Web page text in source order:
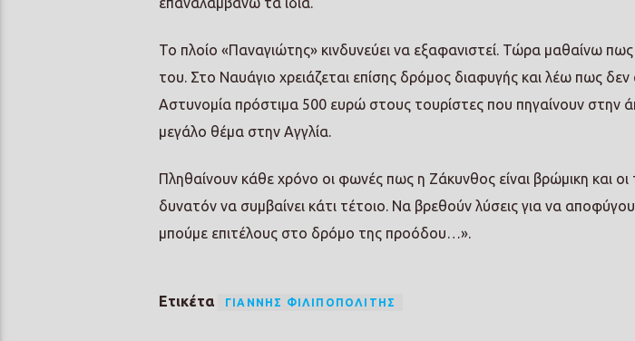
Το πλοίο «Παναγιώτης» κινδυνεύει να εξαφανιστεί. Τώρα μαθαίνω πως
του. Στο Ναυάγιο χρειάζεται επίσης δρόμος διαφυγής και λέω πως δεν
Αστυνομία πρόστιμα 500 ευρώ στους τουρίστες που πηγαίνουν στην
μεγάλο θέμα στην Αγγλία.
Πληθαίνουν κάθε χρόνο οι φωνές πως η Ζάκυνθος είναι βρώμικη και οι
δυνατόν να συμβαίνει κάτι τέτοιο. Να βρεθούν λύσεις για να
μπούμε επιτέλους στο δρόμο της προόδου…».
Ετικέτα ΓΙΆΝΝΗΣ ΦΙΛΙΠΟΠΟΛΊΤΗΣ